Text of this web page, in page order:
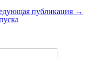
публикация →